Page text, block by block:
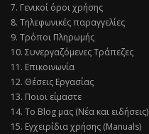
7. Γενικοί όροι χρήσης
8. Τηλεφωνικές παραγγελίες
9. Τρόποι Πληρωμής
10. Συνεργαζόμενες Τράπεζες
11. Επικοινωνία
12. Θέσεις Εργασίας
13. Ποιοι είμαστε
14. Το Blog μας (Νέα και ειδήσεις)
15. Εγχειρίδια χρήσης (Manuals)